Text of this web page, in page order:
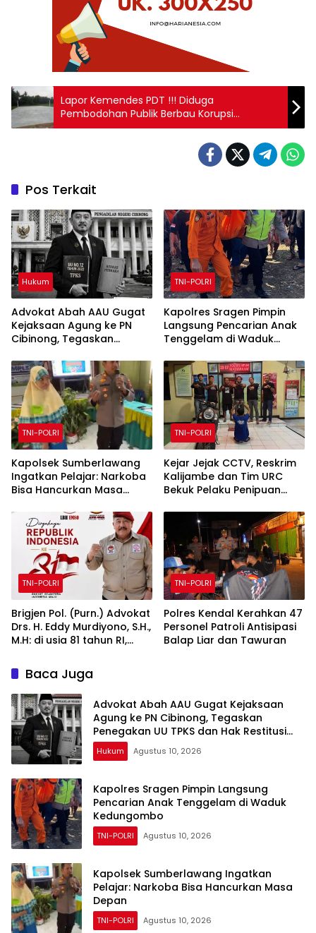
Lapor Kemendes PDT !!! Diduga
Pembodohan Publik Berbau Korupsi
Berjamaah Melibatkan Oknum Pendamping
Pos Terkait
Hukum
Advokat Abah AAU Gugat
Kejaksaan Agung ke PN
Cibinong, Tegaskan
Hak Restitusi Korban
TNI-POLRI
Kapolres Sragen Pimpin
Langsung Pencarian Anak
Tenggelam di Waduk
TNI-POLRI
Kapolsek Sumberlawang
Ingatkan Pelajar: Narkoba
Bisa Hancurkan Masa
TNI-POLRI
Kejar Jejak CCTV, Reskrim
Kalijambe dan Tim URC
Bekuk Pelaku Penipuan
Demak
TNI-POLRI
Brigjen Pol. (Purn.) Advokat
Drs. H. Eddy Murdiyono, S.H.,
M.H: di usia 81 tahun RI,
hukum dan keadilan untuk
seluruh rakyat Indonesia
TNI-POLRI
Polres Kendal Kerahkan 47
Personel Patroli Antisipasi
Balap Liar dan Tawuran
Baca Juga
Advokat Abah AAU Gugat Kejaksaan
Agung ke PN Cibinong, Tegaskan
Penegakan UU TPKS dan Hak Restitusi
Korban
Hukum Agustus 10, 2026
Kapolres Sragen Pimpin Langsung
Pencarian Anak Tenggelam di Waduk
Kedungombo
TNI-POLRI Agustus 10, 2026
Kapolsek Sumberlawang Ingatkan
Pelajar: Narkoba Bisa Hancurkan Masa
Depan
TNI-POLRI Agustus 10, 2026